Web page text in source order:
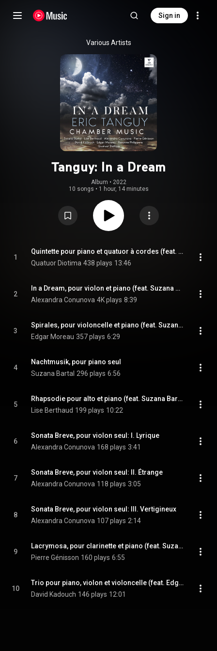
Sign in
Various Artists
Tanguy: In a Dream
Album • 2022
10 songs • 1 hour, 14 minutes
1
Quintette pour piano et quatuor à cordes (feat. Suzana Bartal)
Quatuor Diotima 438 plays 13:46
2
In a Dream, pour violon et piano (feat. Suzana Bartal)
Alexandra Conunova 4K plays 8:39
3
Spirales, pour violoncelle et piano (feat. Suzana Bartal)
Edgar Moreau 357 plays 6:29
4
Nachtmusik, pour piano seul
Suzana Bartal 296 plays 6:56
5
Rhapsodie pour alto et piano (feat. Suzana Bartal)
Lise Berthaud 199 plays 10:22
6
Sonata Breve, pour violon seul: I. Lyrique
Alexandra Conunova 168 plays 3:41
7
Sonata Breve, pour violon seul: II. Étrange
Alexandra Conunova 118 plays 3:05
8
Sonata Breve, pour violon seul: III. Vertigineux
Alexandra Conunova 107 plays 2:14
9
Lacrymosa, pour clarinette et piano (feat. Suzana Bartal)
Pierre Génisson 160 plays 6:55
10
Trio pour piano, violon et violoncelle (feat. Edgar Moreau & Rosanne Philippens)
David Kadouch 146 plays 12:01